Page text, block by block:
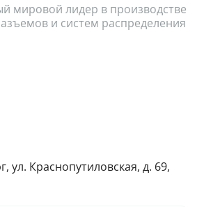
мировой лидер в производстве
и систем распределения
ул. Краснопутиловская, д. 69,